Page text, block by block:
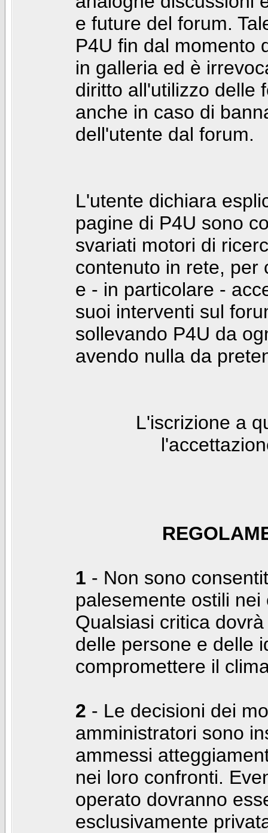
e future del forum.
P4U fin dal momento
in galleria ed è
diritto all'utilizzo delle
anche in caso di
dell'utente dal forum.
L'utente dichiara
pagine di P4U sono
svariati motori di
contenuto in rete, per
e - in particolare -
suoi interventi sul
sollevando P4U da
avendo nulla da
L'iscrizione a
1 - Non sono
palesemente ostili
Qualsiasi critica
delle persone e delle
compromettere il
2 - Le decisioni dei
amministratori sono
ammessi
nei loro confronti.
operato dovranno
esclusivamente